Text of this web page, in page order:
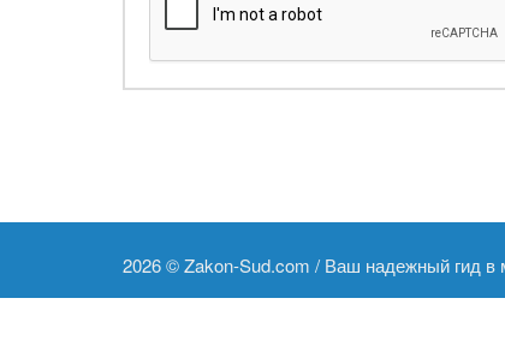
2026 ©Zakon-Sud.com / Ваш надежный гид в